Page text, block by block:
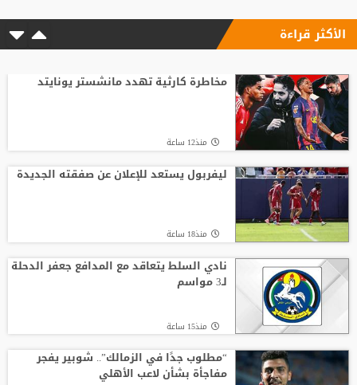
الأكثر قراءة
مخاطرة كارثية تهدد مانشستر يونايتد
منذ12 ساعة
ليفربول يستعد للإعلان عن صفقته الجديدة
منذ18 ساعة
نادي السلط يتعاقد مع المدافع جعفر الدحلة
لـ3 مواسم
منذ15 ساعة
“مطلوب جدًا في الزمالك”.. شوبير يفجر
مفاجأة بشأن لاعب الأهلي